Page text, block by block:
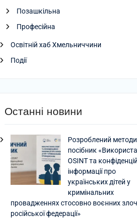
Позашкільна
Професійна
Освітній хаб Хмельниччини
Події
Останні новини
Розроблений
посібник
OSINT та
інформації про
українських дітей у
кримінальних
провадженнях стосовно воєнних
російської федерації»